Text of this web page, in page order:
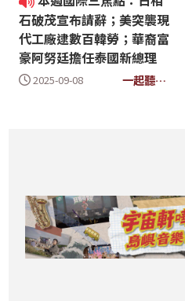
石破茂宣布請辭；美突襲現
代工廠逮數百韓勞；華裔富
豪阿努廷擔任泰國新總理
2025-09-08
一起聽世